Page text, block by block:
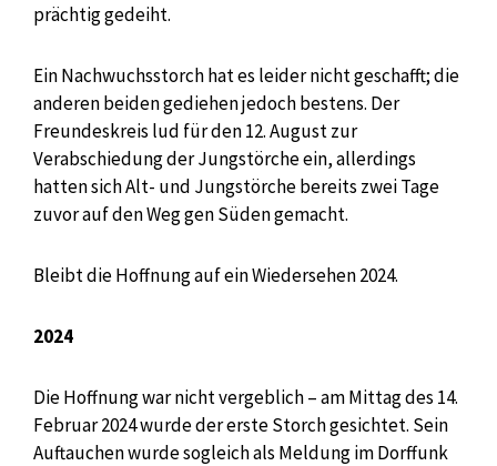
prächtig gedeiht.
Ein Nachwuchsstorch hat es leider nicht geschafft; die
anderen beiden gediehen jedoch bestens. Der
Freundeskreis lud für den 12. August zur
Verabschiedung der Jungstörche ein, allerdings
hatten sich Alt- und Jungstörche bereits zwei Tage
zuvor auf den Weg gen Süden gemacht.
Bleibt die Hoffnung auf ein Wiedersehen 2024.
2024
Die Hoffnung war nicht vergeblich – am Mittag des 14.
Februar 2024 wurde der erste Storch gesichtet. Sein
Auftauchen wurde sogleich als Meldung im Dorffunk